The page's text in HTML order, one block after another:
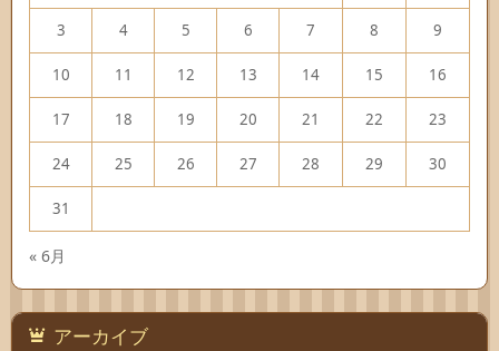
3 4 5 6 7 8 9
10 11 12 13 14 15 16
17 18 19 20 21 22 23
24 25 26 27 28 29 30
31
« 6月
アーカイブ